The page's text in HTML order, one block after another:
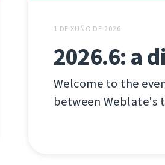
1 DE XUÑO DE 2026
2026.6: a
Welcome to the
between Weblate's